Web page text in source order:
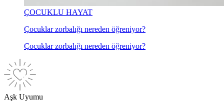
ÇOCUKLU HAYAT
Çocuklar zorbalığı nereden öğreniyor?
Çocuklar zorbalığı nereden öğreniyor?
Aşk Uyumu